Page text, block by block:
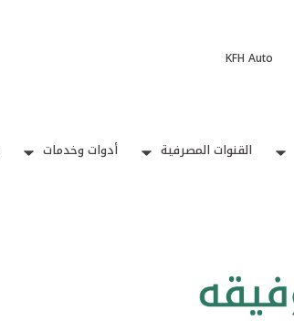
KFH Auto
القنوات المصرفية أدوات وخدمات